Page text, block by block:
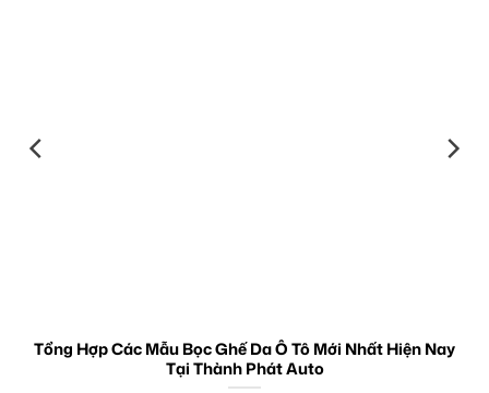
Tổng Hợp Các Mẫu Bọc Ghế Da Ô Tô Mới Nhất Hiện Nay
Tại Thành Phát Auto